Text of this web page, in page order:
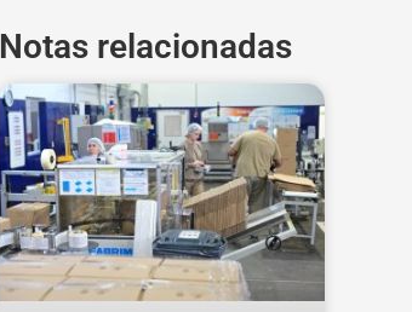
Notas relacionadas